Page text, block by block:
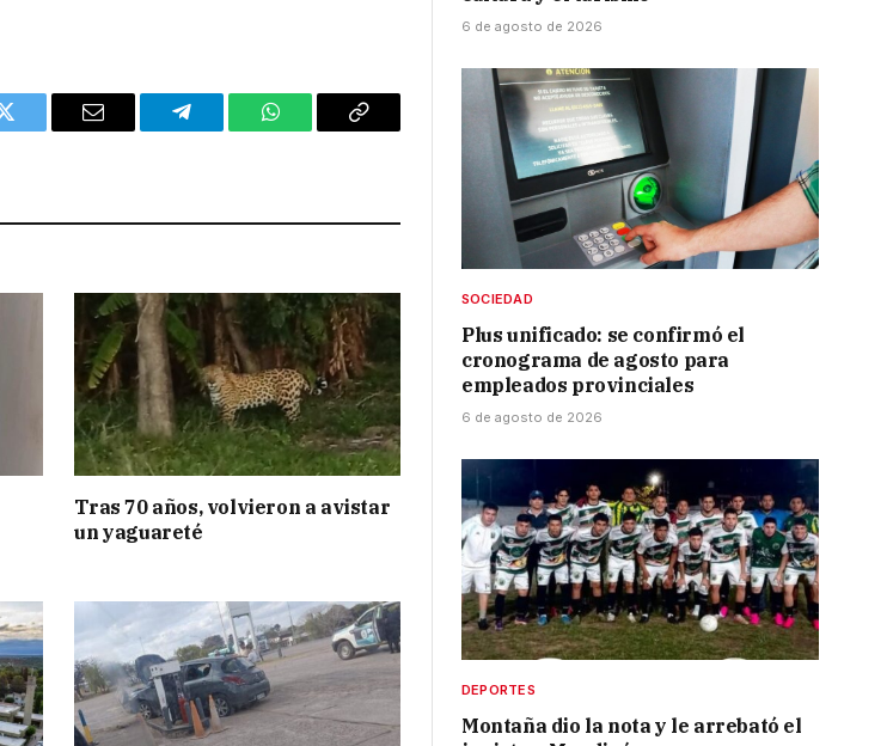
Twitter Email Telegram WhatsAppCopy
Tras 70 años, volvieron a avistar
un yaguareté
6 de agosto de 2026
SOCIEDAD
Plus unificado: se confirmó el
cronograma de agosto para
empleados provinciales
6 de agosto de 2026
DEPORTES
Montaña dio la nota y le arrebató el